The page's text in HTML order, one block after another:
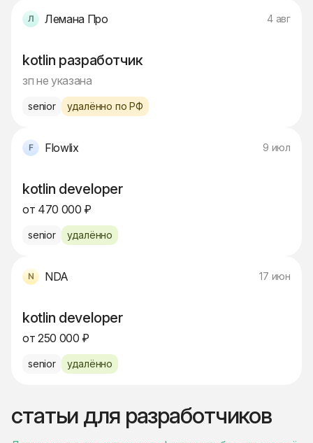
Лемана Про 4 авг
kotlin разработчик
зп не указана
senior удалённо по РФ
Flowlix 9 июл
kotlin developer
от 470 000 ₽
senior удалённо
NDA 17 июн
kotlin developer
от 250 000 ₽
senior удалённо
статьи для разработчиков